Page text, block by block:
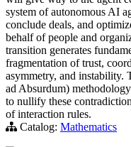
system of autonomous AI
conclude deals, and
behalf of people and
transition generates
fragmentation of trust,
asymmetry, and instability.
ad Absurdum)
to nullify these
of interaction rules.
Catalog: Mathematics